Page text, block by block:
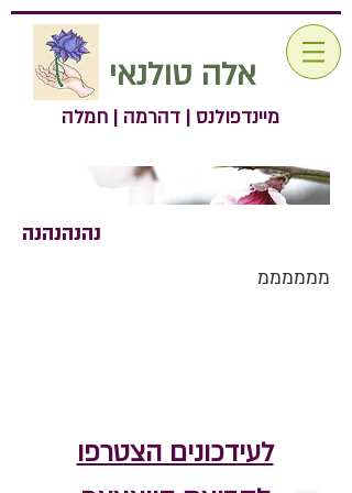
אלה טולנאי
נהנהנהנה
ממממממ
לעידכונים הצטרפו